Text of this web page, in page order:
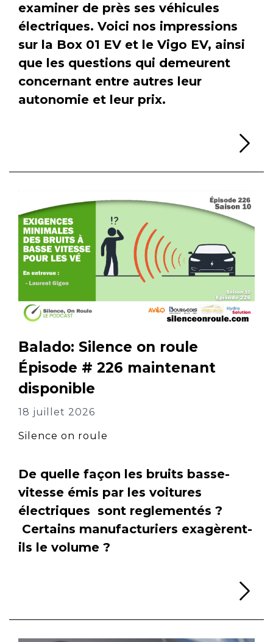
examiner de près ses véhicules
électriques. Voici nos impressions
sur la Box 01 EV et le Vigo EV, ainsi
que les questions qui demeurent
concernant entre autres leur
autonomie et leur prix.
Balado: Silence on roule
Épisode # 226 maintenant
disponible
18 juillet 2026
Silence on roule
De quelle façon les bruits basse-
vitesse émis par les voitures
électriques sont reglementés ?
Certains manufacturiers exagèrent-
ils le volume ?